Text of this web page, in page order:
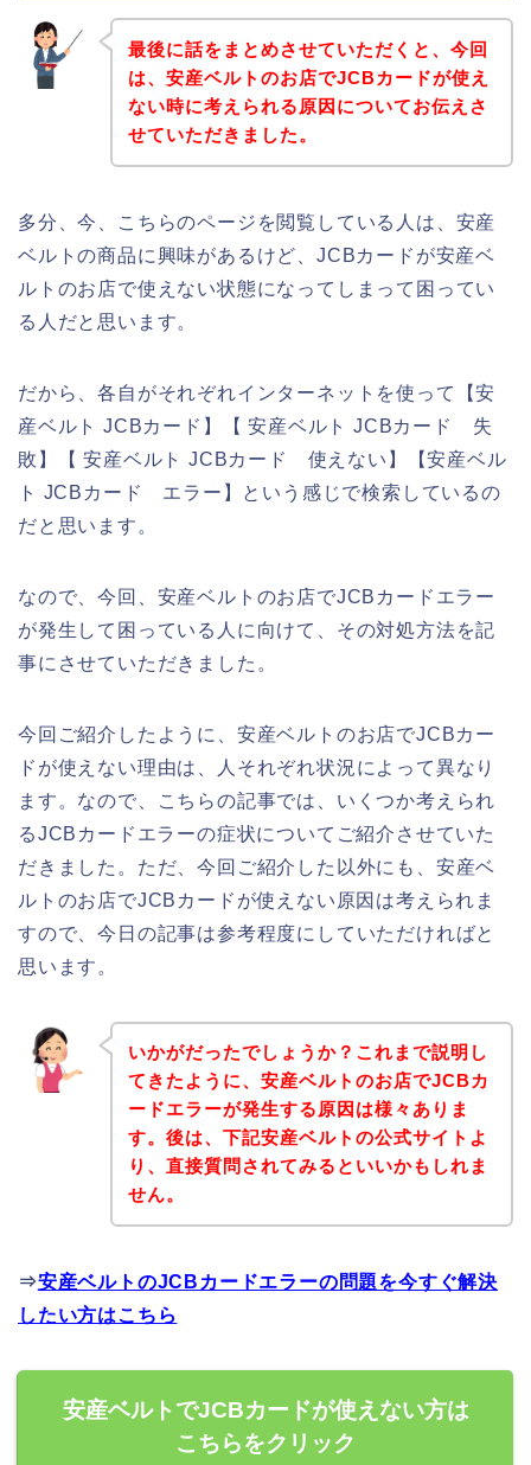
最後に話をまとめさせていただくと、今回
は、安産ベルトのお店でJCBカードが使え
ない時に考えられる原因についてお伝えさ
せていただきました。
多分、今、こちらのページを閲覧している人は、安産
ベルトの商品に興味があるけど、JCBカードが安産ベ
ルトのお店で使えない状態になってしまって困ってい
る人だと思います。
だから、各自がそれぞれインターネットを使って【安
産ベルト JCBカード】【 安産ベルト JCBカード 失
敗】【 安産ベルト JCBカード 使えない】【安産ベル
ト JCBカード エラー】という感じで検索しているの
だと思います。
なので、今回、安産ベルトのお店でJCBカードエラー
が発生して困っている人に向けて、その対処方法を記
事にさせていただきました。
今回ご紹介したように、安産ベルトのお店でJCBカー
ドが使えない理由は、人それぞれ状況によって異なり
ます。なので、こちらの記事では、いくつか考えられ
るJCBカードエラーの症状についてご紹介させていた
だきました。ただ、今回ご紹介した以外にも、安産ベ
ルトのお店でJCBカードが使えない原因は考えられま
すので、今日の記事は参考程度にしていただければと
思います。
いかがだったでしょうか？これまで説明し
てきたように、安産ベルトのお店でJCBカ
ードエラーが発生する原因は様々ありま
す。後は、下記安産ベルトの公式サイトよ
り、直接質問されてみるといいかもしれま
せん。
⇒安産ベルトのJCBカードエラーの問題を今すぐ解決
したい方はこちら
安産ベルトでJCBカードが使えない方は
こちらをクリック